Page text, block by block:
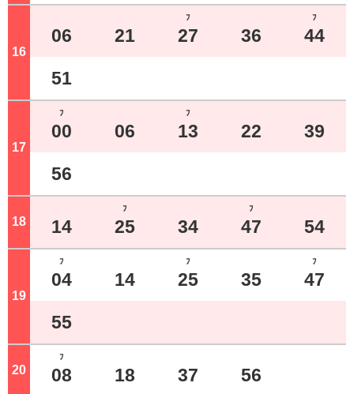
16
06 21
ﾌ
27 36
ﾌ
44
51
17
ﾌ
00 06
ﾌ
13 22 39
56
18 14
ﾌ
25 34
ﾌ
47 54
19
ﾌ
04 14
ﾌ
25 35
ﾌ
47
55
20
ﾌ
08 18 37 56